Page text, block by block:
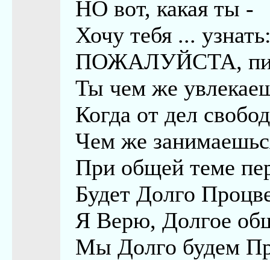
НО вот, какая ты -
Хочу тебя ...
ПОЖАЛУЙСТА,
Ты чем же
Когда от дел
Чем же
При общей теме
Будет Долго
Я Верю, Долгое
Мы Долго будем